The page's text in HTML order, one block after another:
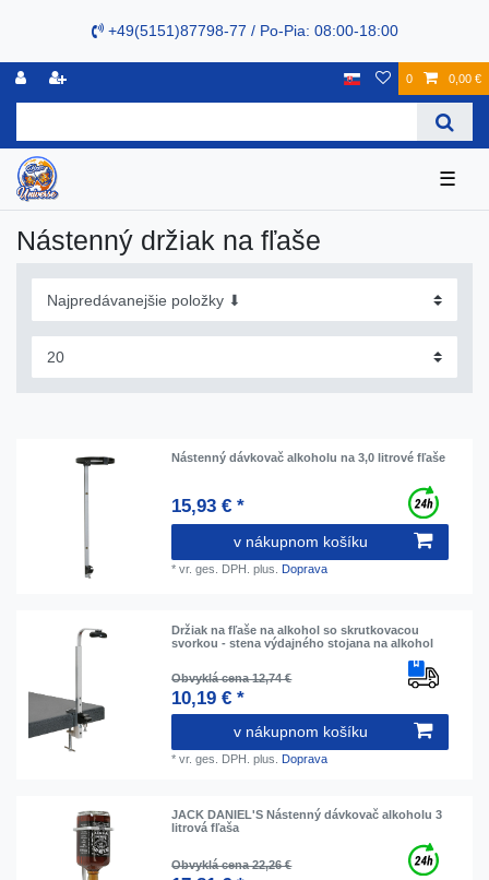
+49(5151)87798-77 / Po-Pia: 08:00-18:00
0 0,00 €
☰
Nástenný držiak na fľaše
Nástenný dávkovač alkoholu na 3,0 litrové fľaše
15,93 € *
v nákupnom košíku
*vr. ges. DPH. plus. Doprava
Držiak na fľaše na alkohol so skrutkovacou
svorkou - stena výdajného stojana na alkohol
Obvyklá cena 12,74 €
10,19 € *
v nákupnom košíku
*vr. ges. DPH. plus. Doprava
JACK DANIEL'S Nástenný dávkovač alkoholu 3
litrová fľaša
Obvyklá cena 22,26 €